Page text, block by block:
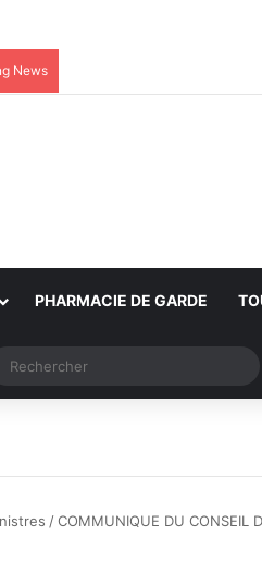
News
PHARMACIE DE GARDE
Aléatoire
skin
/COMMUNIQUE DU CONSEIL